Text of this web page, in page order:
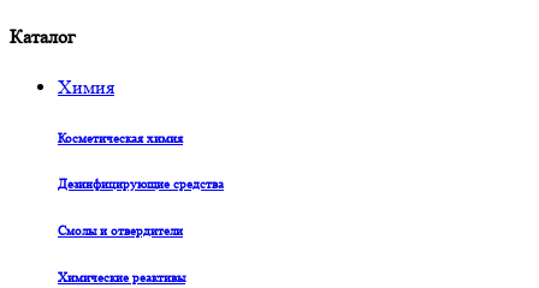
Каталог
Химия
Косметическая химия
Дезинфицирующие средства
Смолы и отвердители
Химические реактивы